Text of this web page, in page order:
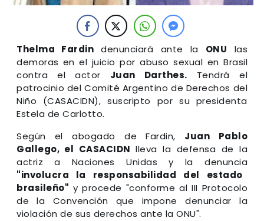
Thelma Fardin denunciará ante la ONU las
demoras en el juicio por abuso sexual en Brasil
contra el actor Juan Darthes. Tendrá el
patrocinio del Comité Argentino de Derechos del
Niño (CASACIDN), suscripto por su presidenta
Estela de Carlotto.
Según el abogado de Fardin, Juan Pablo
Gallego, el CASACIDNlleva la defensa de la
actriz a Naciones Unidas y la denuncia
"involucra la responsabilidad del estado
brasileño" y procede "conforme al III Protocolo
de la Convención que impone denunciar la
violación de sus derechos ante la ONU".